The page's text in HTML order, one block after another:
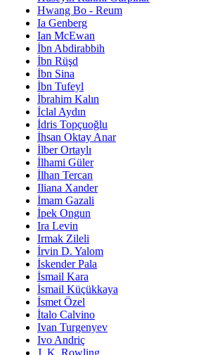
Hwang Bo - Reum
Ia Genberg
Ian McEwan
İbn Abdirabbih
İbn Rüşd
İbn Sina
İbn Tufeyl
İbrahim Kalın
İclal Aydın
İdris Topçuoğlu
İhsan Oktay Anar
İlber Ortaylı
İlhami Güler
İlhan Tercan
Iliana Xander
İmam Gazali
İpek Ongun
Ira Levin
Irmak Zileli
İrvin D. Yalom
İskender Pala
İsmail Kara
İsmail Küçükkaya
İsmet Özel
İtalo Calvino
Ivan Turgenyev
Ivo Andriç